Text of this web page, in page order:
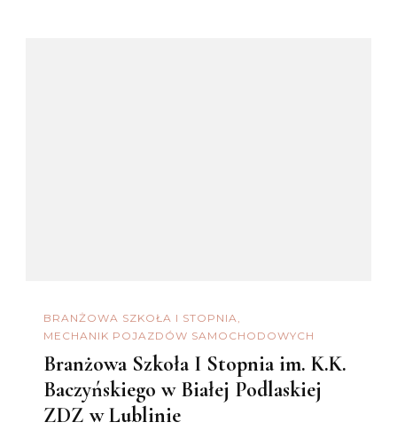
BRANŻOWA SZKOŁA I STOPNIA
MECHANIK POJAZDÓW SAMOCHODOWYCH
Branżowa Szkoła I Stopnia im. K.K.
Baczyńskiego w Białej Podlaskiej
ZDZ w Lublinie